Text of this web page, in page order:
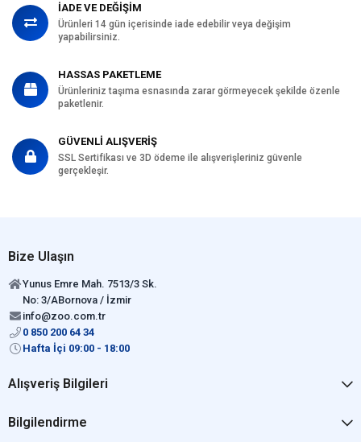
İADE VE DEĞİŞİM
Ürünleri 14 gün içerisinde iade edebilir veya değişim
yapabilirsiniz.
HASSAS PAKETLEME
Ürünleriniz taşıma esnasında zarar görmeyecek şekilde özenle
paketlenir.
GÜVENLİ ALIŞVERİŞ
SSL Sertifikası ve 3D ödeme ile alışverişleriniz güvenle
gerçekleşir.
Bize Ulaşın
Yunus Emre Mah. 7513/3 Sk.
No: 3/ABornova / İzmir
info@zoo.com.tr
0 850 200 64 34
Hafta İçi 09:00 - 18:00
Alışveriş Bilgileri
Bilgilendirme